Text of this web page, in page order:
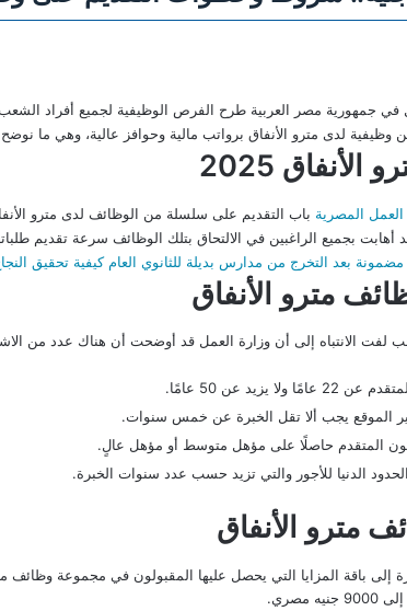
جمهورية مصر العربية طرح الفرص الوظيفية لجميع أفراد الشعب
وظيفية لدى مترو الأنفاق برواتب مالية وحوافز عالية، وهي ما
2025
العمل المصرية
أهابت بجميع الراغبين في الالتحاق بتلك الوظائف سرعة تقديم
بعد التخرج من مدارس بديلة للثانوي العام كيفية تحقيق
مترو الأنفاق
لفت الانتباه إلى أن وزارة العمل قد أوضحت أن هناك عدد من
يزيد عن 50 عامًا.
الموقع يجب ألا تقل الخبرة عن خمس سنوات.
المتقدم حاصلًا على مؤهل متوسط أو مؤهل عالٍ.
الدنيا للأجور والتي تزيد حسب عدد سنوات الخبرة.
مترو الأنفاق
إلى باقة المزايا التي يحصل عليها المقبولون في مجموعة وظائف
مصري.